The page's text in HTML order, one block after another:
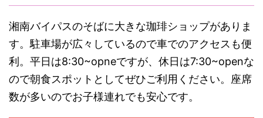
湘南バイパスのそばに大きな珈琲ショップがありま
す。駐車場が広々しているので車でのアクセスも便
利。平日は8:30~opneですが、休日は7:30~openな
ので朝食スポットとしてぜひご利用ください。座席
数が多いのでお子様連れでも安心です。